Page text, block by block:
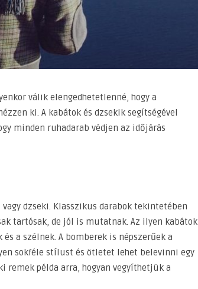
válik elengedhetetlenné, hogy a
ki. A kabátok és dzsekik segítségével
minden ruhadarab védjen az időjárás
dzseki. Klasszikus darabok tekintetében
tartósak, de jól is mutatnak. Az ilyen kabátok
a szélnek. A bomberek is népszerűek a
sokféle stílust és ötletet lehet belevinni egy
remek példa arra, hogyan vegyíthetjük a